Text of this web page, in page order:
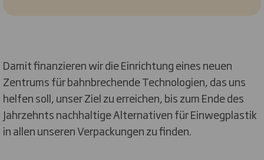
Damit finanzieren wir die Einrichtung eines neuen
Zentrums für bahnbrechende Technologien, das uns
helfen soll, unser Ziel zu erreichen, bis zum Ende des
Jahrzehnts nachhaltige Alternativen für Einwegplastik
in allen unseren Verpackungen zu finden.